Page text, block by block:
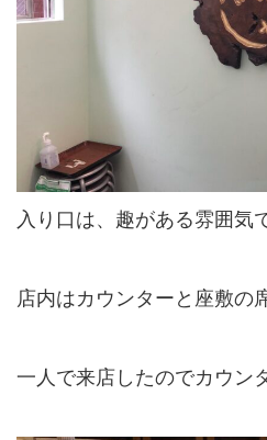
入り口は、趣がある雰囲気
店内はカウンターと座敷の
一人で来店したのでカウン